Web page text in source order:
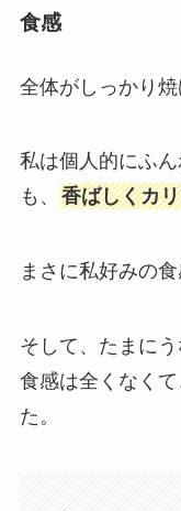
食感
全体がしっかり焼
私は個人的にふ
も、 香ばしくカ
まさに私好みの食
そして、たまに
食感は全くなく
た。